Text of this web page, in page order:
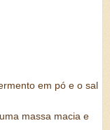
em pó e o sal
massa macia e